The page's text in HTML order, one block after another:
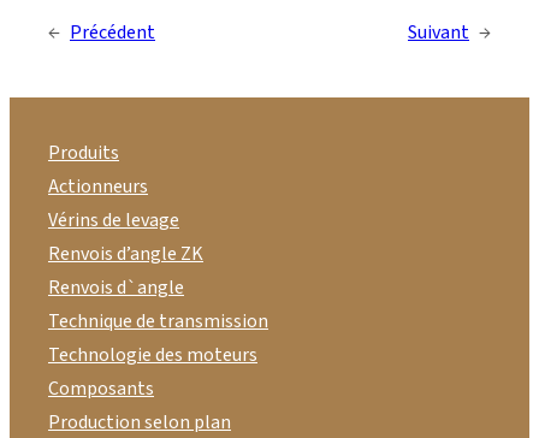
← Précédent Suivant →
Produits
Actionneurs
Vérins de levage
Renvois d’angle ZK
Renvois d`angle
Technique de transmission
Technologie des moteurs
Composants
Production selon plan